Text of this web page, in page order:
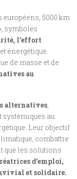
européens, 5000 km
symboles
l’effort
et énergétique.
de masse et de
au
alternatives,
au
Leur objectif
combattre
que les solutions
d’emploi,
et solidaire.